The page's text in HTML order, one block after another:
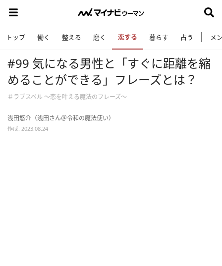
トップ 働く 整える 磨く 恋する 暮らす 占う メ
#99 気になる男性と「すぐに距離を縮
めることができる」フレーズとは？
＃ラブスペル ～恋を叶える魔法のフレーズ～
浅田悠介（浅田さん＠令和の魔法使い）
作成: 2023.08.24